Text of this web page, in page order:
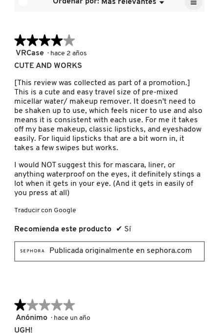
GIORGIO ARMANI
GIVENCHY
GLOSSIER
HUDA BEAUTY
ICONIC LONDON
Ordenar por: Más relevantes ▼
Menú
★★★★★
★★★★★
4
de
estrellas.
VRCase · hace 2 años
CUTE AND WORKS
[This review was collected as part of a promotion.]
This is a cute and easy travel size of pre-mixed
micellar water/ makeup remover. It doesn't need to
be shaken up to use, which feels nicer to use and also
means it is consistent with each use. For me it takes
off my base makeup, classic lipsticks, and eyeshadow
easily. For liquid lipsticks that are a bit worn in, it
takes a few swipes but works.
I would NOT suggest this for mascara, liner, or
anything waterproof on the eyes, it definitely stings a
lot when it gets in your eye. (And it gets in easily of
you press at all)
Traducir con Google
Recomienda este producto ✔ Sí
Publicada originalmente en sephora.com
★★★★★
★★★★★
1
de
Anónimo · hace un año
UGH!